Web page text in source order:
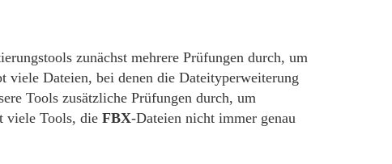
zunächst mehrere Prüfungen durch, um
viele Dateien, bei denen die Dateityperweiterung
Tools zusätzliche Prüfungen durch, um
viele Tools, die FBX-Dateien nicht immer genau